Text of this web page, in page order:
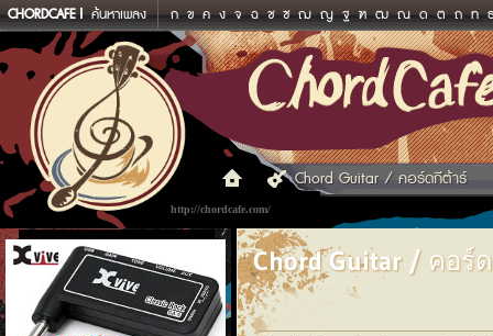
CHORDCAFE ค้นหาเพลง ก ข ค ง จ ฉ ช ซ ฌ ญ ฐ ฑ ฒ ณ ด ต ถ ท
http://chordcafe.com/
Chord Guitar / คอร์ดกีต้าร์
Chord Guitar / คอร์